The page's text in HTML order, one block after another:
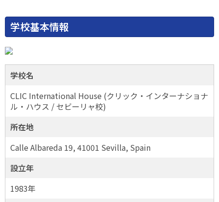
学校基本情報
学校名
CLIC International House (クリック・インターナショナ
ル・ハウス / セビーリャ校)
所在地
Calle Albareda 19, 41001 Sevilla, Spain
設立年
1983年